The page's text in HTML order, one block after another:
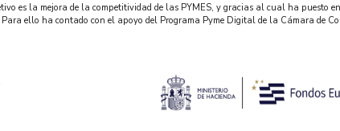
es la mejora de la competitividad de las PYMES, y gracias al cual ha puesto
ello ha contado con el apoyo del Programa Pyme Digital de la Cámara de